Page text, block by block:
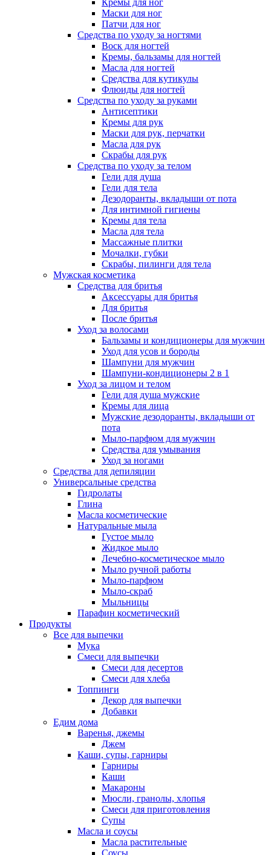
Кремы для ног
Маски для ног
Патчи для ног
Средства по уходу за ногтями
Воск для ногтей
Кремы, бальзамы для ногтей
Масла для ногтей
Средства для кутикулы
Флюиды для ногтей
Средства по уходу за руками
Антисептики
Кремы для рук
Маски для рук, перчатки
Масла для рук
Скрабы для рук
Средства по уходу за телом
Гели для душа
Гели для тела
Дезодоранты, вкладыши от пота
Для интимной гигиены
Кремы для тела
Масла для тела
Массажные плитки
Мочалки, губки
Скрабы, пилинги для тела
Мужская косметика
Средства для бритья
Аксессуары для бритья
Для бритья
После бритья
Уход за волосами
Бальзамы и кондиционеры для мужчин
Уход для усов и бороды
Шампуни для мужчин
Шампуни-кондиционеры 2 в 1
Уход за лицом и телом
Гели для душа мужские
Кремы для лица
Мужские дезодоранты, вкладыши от
пота
Мыло-парфюм для мужчин
Средства для умывания
Уход за ногами
Средства для депиляции
Универсальные средства
Гидролаты
Глина
Масла косметические
Натуральные мыла
Густое мыло
Жидкое мыло
Лечебно-косметическое мыло
Мыло ручной работы
Мыло-парфюм
Мыло-скраб
Мыльницы
Парафин косметический
Продукты
Все для выпечки
Мука
Смеси для выпечки
Смеси для десертов
Смеси для хлеба
Топпинги
Декор для выпечки
Добавки
Едим дома
Варенья, джемы
Джем
Каши, супы, гарниры
Гарниры
Каши
Макароны
Мюсли, гранолы, хлопья
Смеси для приготовления
Супы
Масла и соусы
Масла растительные
Соусы